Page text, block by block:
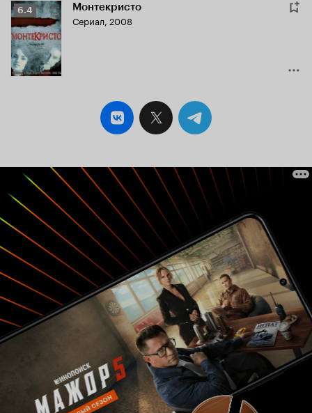
Рейтинг
Кинопоиска
6.4
6.4 Монтекристо
Сериал, 2008